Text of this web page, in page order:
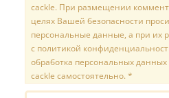
cackle. При размещении
целях Вашей безопасности
персональные данные, а при их
с политикой
обработка персональных
cackle самостоятельно. *